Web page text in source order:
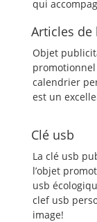
qui
Articles de
Objet
promotionnel
calendrier
est un
Clé usb
La clé usb
l’objet
usb
clef usb
image!